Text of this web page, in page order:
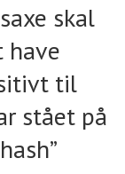
skal
have
til
stået på